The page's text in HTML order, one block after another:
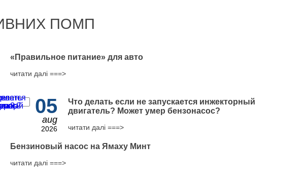
ПОМП
​«Правильное питание» для авто
читати далі ===>
05
aug
2026
Что делать если не запускается инжекторный
двигатель? Может умер бензонасос?
читати далі ===>
Бензиновый насос на Ямаху Минт
читати далі ===>